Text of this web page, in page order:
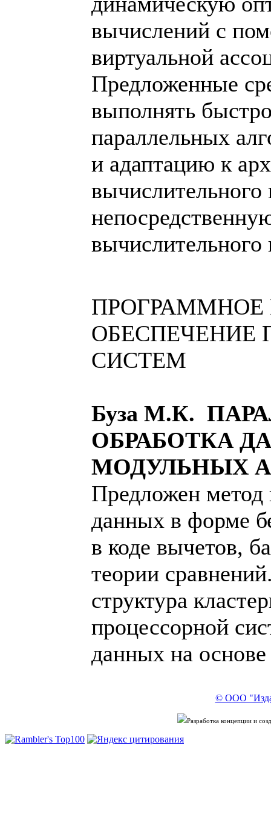
вычислений с
виртуальной
Предложенные
выполнять
параллельных
и адаптацию к
вычислительного
вычислительного
ПРОГРАММНОЕ
ОБЕСПЕЧЕНИЕ
СИСТЕМ
Буза М.К.
ОБРАБОТКА
МОДУЛЬНЫХ
Предложен метод
данных в форме
в коде вычетов,
теории
структура
процессорной
данных на основе
© ООО
Разработка концепции и